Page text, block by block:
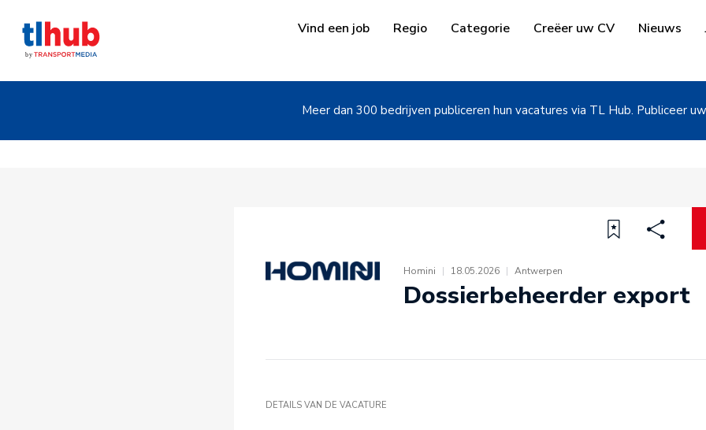
Vind een job Regio Categorie Creëer uw CV Nieuws
Meer dan 300 bedrijven publiceren hun vacatures via TL Hub. Publiceer
Homini | 18.05.2026 | Antwerpen
Dossierbeheerder export
DETAILS VAN DE VACATURE